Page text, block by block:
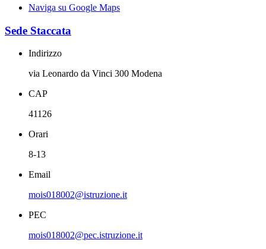
Naviga su Google Maps
Sede Staccata
Indirizzo
via Leonardo da Vinci 300 Modena
CAP
41126
Orari
8-13
Email
mois018002@istruzione.it
PEC
mois018002@pec.istruzione.it